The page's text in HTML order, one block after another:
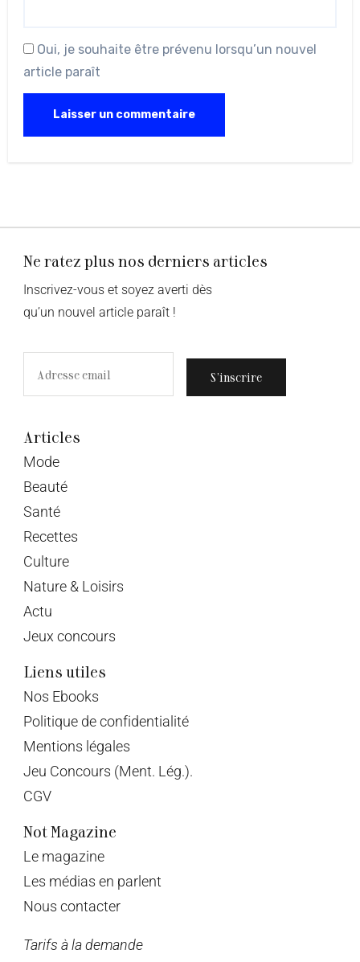
Oui, je souhaite être prévenu lorsqu’un nouvel
article paraît
Ne ratez plus nos derniers articles
Inscrivez-vous et soyez averti dès
qu’un nouvel article paraît !
S’inscrire
Articles
Mode
Beauté
Santé
Recettes
Culture
Nature & Loisirs
Actu
Jeux concours
Liens utiles
Nos Ebooks
Politique de confidentialité
Mentions légales
Jeu Concours (Ment. Lég.).
CGV
Not Magazine
Le magazine
Les médias en parlent
Nous contacter
Tarifs à la demande